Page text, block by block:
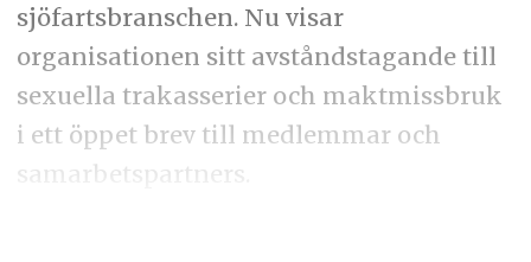
sjöfartsbranschen. Nu visar
organisationen sitt avståndstagande till
sexuella trakasserier och maktmissbruk
i ett öppet brev till medlemmar och
samarbetspartners.